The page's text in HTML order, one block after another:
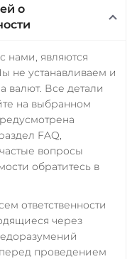
о
нами, являются
не устанавливаем и
валют. Все детали
на выбранном
FAQ,
вопросы
обратитесь в
ответственности
через
проведением